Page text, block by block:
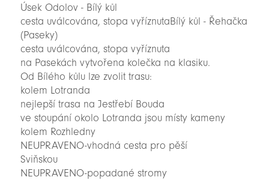
Úsek Odolov - Bílý kůl
cesta uválcována, stopa vyříznutaBílý kůl - Řehačka
(Paseky)
cesta ️uválcována, stopa vyříznuta
na Pasekách vytvořena kolečka na klasiku.
Od Bílého kůlu lze zvolit trasu:
kolem Lotranda
nejlepší trasa na Jestřebí Bouda
ve stoupání okolo Lotranda jsou místy kameny
kolem Rozhledny
NEUPRAVENO-vhodná cesta pro pěší
Sviňskou
NEUPRAVENO-popadané stromy